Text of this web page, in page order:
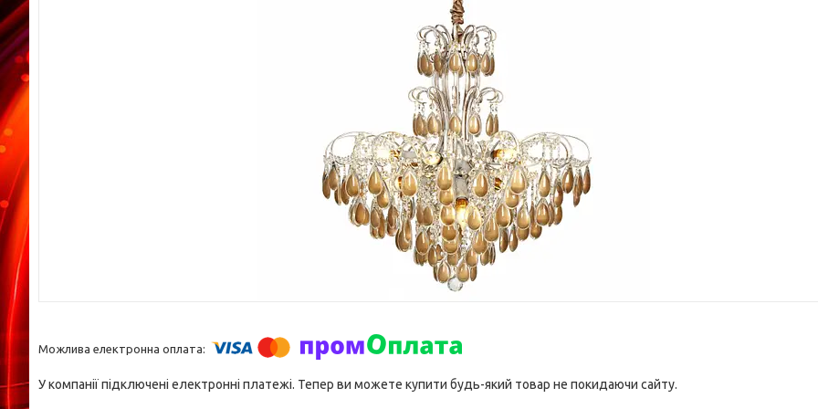
У компанії підключені електронні платежі. Тепер ви можете купити будь-який товар не покидаючи сайту.